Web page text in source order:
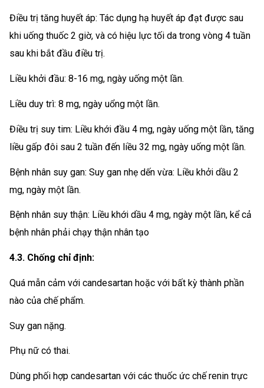
Điều trị tăng huyết áp: Tác dụng hạ huyết áp đạt được sau
khi uống thuốc 2 giờ, và có hiệu lực tối da trong vòng 4 tuần
sau khi bắt đầu điều trị.
Liều khởi đầu: 8-16 mg, ngày uống một lần.
Liều duy trì: 8 mg, ngày uổng một lần.
Điều trị suy tim: Liều khới đầu 4 mg, ngày uống một lần, tăng
liều gấp đôi sau 2 tuần đến liều 32 mg, ngày uống một lần.
Bệnh nhân suy gan: Suy gan nhẹ dến vừa: Liều khởi dầu 2
mg, ngày một lần.
Bệnh nhân suy thận: Liều khới dầu 4 mg, ngày một lần, kể cả
bệnh nhân phải chạy thận nhân tạo
4.3. Chống chỉ định:
Quá mẫn cảm với candesartan hoặc với bất kỳ thành phần
nào của chế phẩm.
Suy gan nặng.
Phụ nữ có thai.
Dùng phối hợp candesartan với các thuốc ức chế renin trực